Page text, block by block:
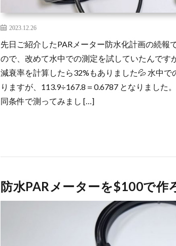
2023.12.26
先日ご紹介したPARメーター防水化計画の続報
ので、改めて水中での測定を試していたんです
減衰率を計算したら32%もありました💦 水中
りますが、113.9÷167.8＝0.6787 となりました
同条件で測ってみまし […]
防水PARメーターを$100で作